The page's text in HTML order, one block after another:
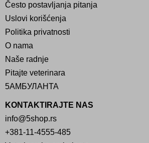
Često postavljanja pitanja
Uslovi korišćenja
Politika privatnosti
O nama
Naše radnje
Pitajte veterinara
5АМБУЛАНТА
KONTAKTIRAJTE NAS
info@5shop.rs
+381-11-4555-485